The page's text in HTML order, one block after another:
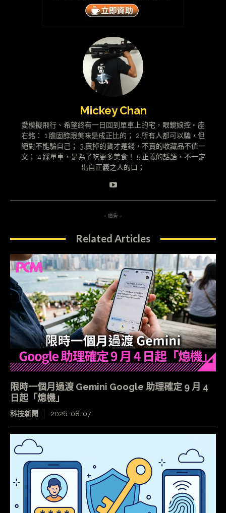
Mickey Chan
愛模擬飛行、希望終有一日回到單車上的宅，眼鏡娘控。座
右銘： 1.膽固醇跟美味是成正比的； 2.所有人都可以騙，但
絕對不能騙自己； 3.賣掉的貨才是錢，不賣的收藏品不值一
文； 4.踩單車，是為了吃更多美食！ 5.正義的話語，不一定
出自正義之人的口；
- 廣告 -
Related Articles
限時一個月過渡 Gemini Google 助理確定 9 月 4
日起「熄機」
科技新聞 2026-08-07